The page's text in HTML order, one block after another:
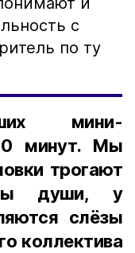
с
по ту
мини-
минут. Мы
трогают
души, у
слёзы
коллектива